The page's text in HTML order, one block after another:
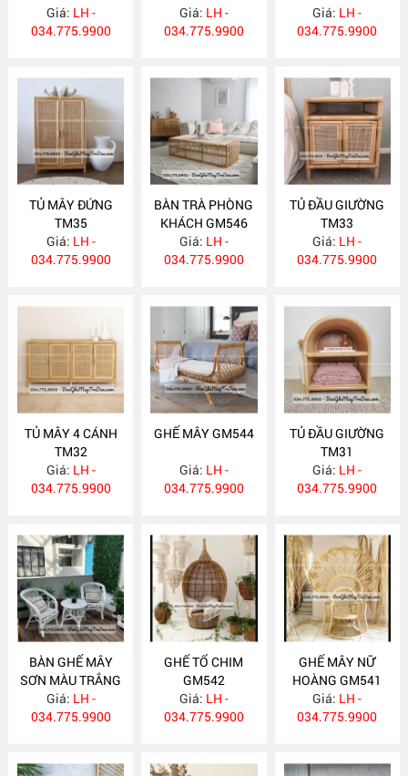
Giá: LH -
034.775.9900
Giá: LH -
034.775.9900
Giá: LH -
034.775.9900
TỦ MÂY ĐỨNG
TM35
Giá: LH -
034.775.9900
BÀN TRÀ PHÒNG
KHÁCH GM546
Giá: LH -
034.775.9900
TỦ ĐẦU GIƯỜNG
TM33
Giá: LH -
034.775.9900
TỦ MÂY 4 CÁNH
TM32
Giá: LH -
034.775.9900
GHẾ MÂY GM544
Giá: LH -
034.775.9900
TỦ ĐẦU GIƯỜNG
TM31
Giá: LH -
034.775.9900
BÀN GHẾ MÂY
SƠN MÀU TRẮNG
GM543
Giá: LH -
034.775.9900
GHẾ TỔ CHIM
GM542
Giá: LH -
034.775.9900
GHẾ MÂY NỮ
HOÀNG GM541
Giá: LH -
034.775.9900